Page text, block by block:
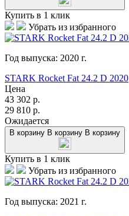
Купить в 1 клик
Убрать из избранного
Год выпуска: 2020 г.
STARK Rocket Fat 24.2 D 2020
Цена
43 302 р.
29 810 р.
Ожидается
В корзину В корзину В корзину
Купить в 1 клик
Убрать из избранного
Год выпуска: 2021 г.